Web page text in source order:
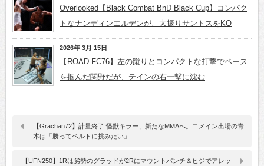
Overlooked【Black Combat BnD Black Cup】コンパク
トなナンディンエルデンが、大振りサントスをKO
2026年 3月 15日
【ROAD FC76】左の蹴りとコンパクトな打撃でペース
を掴んだ関野だが、テインの右一撃に沈む
【Grachan72】計量終了 怪獣キラー、新たなMMAへ。コメイン出場の青
木は「勝ってベルトに挑みたい」
【UFN250】1Rは劣勢のグラッドが2Rにマウントパンチ＆ヒジでアレッ